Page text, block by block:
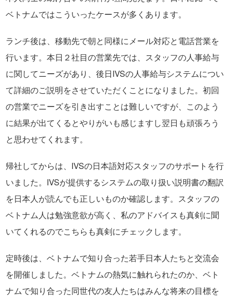
ベトナムではこういったケースが多くあります。
ランチ後は、移動先で朝と同様にメール対応と電話営業を
行います。本日２社目の営業先では、スタッフの人事給与
に関してニーズがあり、後日IVSの人事給与システムについ
て詳細のご説明をさせていただくことになりました。初回
の営業でニーズを引き出すことは難しいですが、このよう
に結果が出てくるとやりがいも感じますし翌日も頑張ろう
と思わせてくれます。
帰社してからは、IVSの日本語対応スタッフのサポートを行
いました。IVSが提供するシステムの取り扱い説明書の翻訳
を日本人が読んでも正しいものか確認します。スタッフの
ベトナム人は勉強意欲が高く、私のアドバイスも真剣に聞
いてくれるのでこちらも真剣にチェックします。
定時後は、ベトナムで知り合った若手日本人たちと交流会
を開催しました。ベトナムの熱気に触れられたのか、ベト
ナムで知り合った同世代の友人たちはみんな将来の目標を